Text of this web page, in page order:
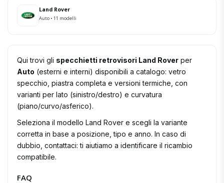
Land Rover
Auto • 11 modelli
Qui trovi gli specchietti retrovisori Land Rover per
Auto (esterni e interni) disponibili a catalogo: vetro
specchio, piastra completa e versioni termiche, con
varianti per lato (sinistro/destro) e curvatura
(piano/curvo/asferico).
Seleziona il modello Land Rover e scegli la variante
corretta in base a posizione, tipo e anno. In caso di
dubbio, contattaci: ti aiutiamo a identificare il ricambio
compatibile.
FAQ